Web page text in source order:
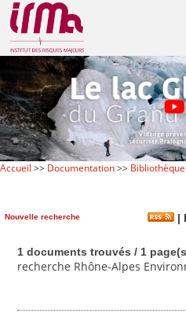
Accueil >> Documentation>> Bibliothèque
Nouvelle recherche |
1 documents trouvés / 1
recherche Rhône-Alpes